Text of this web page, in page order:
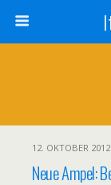
12. OKTOBER 2012
Neue Ampel: